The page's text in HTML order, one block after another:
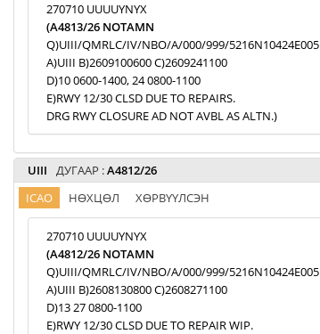
270710 UUUUYNYX
(A4813/26 NOTAMN
Q)UIII/QMRLC/IV/NBO/A/000/999/5216N10424E005
A)UIII B)2609100600 C)2609241100
D)10 0600-1400, 24 0800-1100
E)RWY 12/30 CLSD DUE TO REPAIRS.
DRG RWY CLOSURE AD NOT AVBL AS ALTN.)
UIII ДУГААР :A4812/26
ICAO НӨХЦӨЛ ХӨРВҮҮЛСЭН
270710 UUUUYNYX
(A4812/26 NOTAMN
Q)UIII/QMRLC/IV/NBO/A/000/999/5216N10424E005
A)UIII B)2608130800 C)2608271100
D)13 27 0800-1100
E)RWY 12/30 CLSD DUE TO REPAIR WIP.